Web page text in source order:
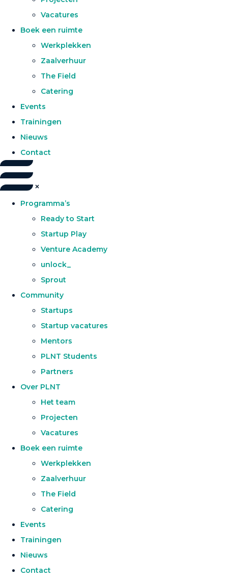
Vacatures
Boek een ruimte
Werkplekken
Zaalverhuur
The Field
Catering
Events
Trainingen
Nieuws
Contact
Programma’s
Ready to Start
Startup Play
Venture Academy
unlock_
Sprout
Community
Startups
Startup vacatures
Mentors
PLNT Students
Partners
Over PLNT
Het team
Projecten
Vacatures
Boek een ruimte
Werkplekken
Zaalverhuur
The Field
Catering
Events
Trainingen
Nieuws
Contact